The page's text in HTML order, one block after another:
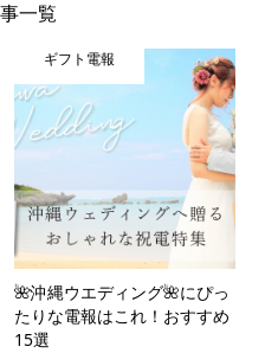
一覧
ギフト電報
🌺沖縄ウエディング🌺にぴっ
たりな電報はこれ！おすすめ
15選